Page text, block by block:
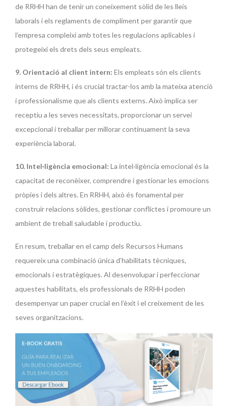
de RRHH han de tenir un coneixement sòlid de les lleis
laborals i els reglaments de compliment per garantir que
l’empresa compleixi amb totes les regulacions aplicables i
protegeixi els drets dels seus empleats.
9. Orientació al client intern: Els empleats són els clients
interns de RRHH, i és crucial tractar-los amb la mateixa atenció
i professionalisme que als clients externs. Això implica ser
receptiu a les seves necessitats, proporcionar un servei
excepcional i treballar per millorar contínuament la seva
experiència laboral.
10. Intel·ligència emocional: La intel·ligència emocional és la
capacitat de reconèixer, comprendre i gestionar les emocions
pròpies i dels altres. En RRHH, això és fonamental per
construir relacions sòlides, gestionar conflictes i promoure un
ambient de treball saludable i productiu.
En resum, treballar en el camp dels Recursos Humans
requereix una combinació única d’habilitats tècniques,
emocionals i estratègiques. Al desenvolupar i perfeccionar
aquestes habilitats, els professionals de RRHH poden
desempenyar un paper crucial en l’èxit i el creixement de les
seves organitzacions.